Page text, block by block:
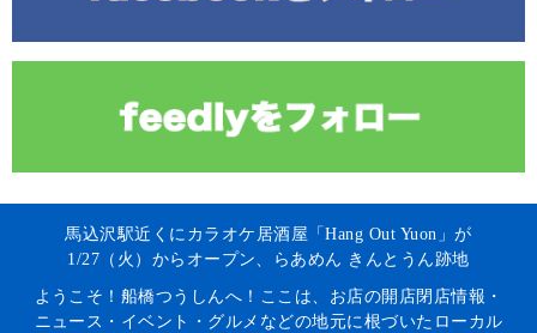
馬込沢駅近くにカラオケ居酒屋「Hang Out Yuon」が
1/27（火）からオープン、らあめん きんとうん跡地
ようこそ！船橋つうしんへ！ここは、お店の開店閉店情報・
ニュース・イベント・グルメなどの地元に根づいたローカル